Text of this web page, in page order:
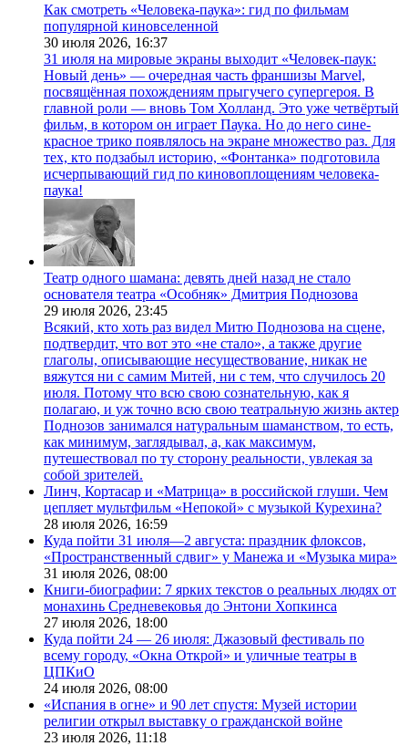
Как смотреть «Человека-паука»: гид по фильмам
популярной киновселенной
30 июля 2026, 16:37
31 июля на мировые экраны выходит «Человек-паук:
Новый день» — очередная часть франшизы Marvel,
посвящённая похождениям прыгучего супергероя. В
главной роли — вновь Том Холланд. Это уже четвёртый
фильм, в котором он играет Паука. Но до него сине-
красное трико появлялось на экране множество раз. Для
тех, кто подзабыл историю, «Фонтанка» подготовила
исчерпывающий гид по киновоплощениям человека-
паука!
Театр одного шамана: девять дней назад не стало
основателя театра «Особняк» Дмитрия Поднозова
29 июля 2026, 23:45
Всякий, кто хоть раз видел Митю Поднозова на сцене,
подтвердит, что вот это «не стало», а также другие
глаголы, описывающие несуществование, никак не
вяжутся ни с самим Митей, ни с тем, что случилось 20
июля. Потому что всю свою сознательную, как я
полагаю, и уж точно всю свою театральную жизнь актер
Поднозов занимался натуральным шаманством, то есть,
как минимум, заглядывал, а, как максимум,
путешествовал по ту сторону реальности, увлекая за
собой зрителей.
Линч, Кортасар и «Матрица» в российской глуши. Чем
цепляет мультфильм «Непокой» с музыкой Курехина?
28 июля 2026, 16:59
Куда пойти 31 июля—2 августа: праздник флоксов,
«Пространственный сдвиг» у Манежа и «Музыка мира»
31 июля 2026, 08:00
Книги-биографии: 7 ярких текстов о реальных людях от
монахинь Средневековья до Энтони Хопкинса
27 июля 2026, 18:00
Куда пойти 24 — 26 июля: Джазовый фестиваль по
всему городу, «Окна Открой» и уличные театры в
ЦПКиО
24 июля 2026, 08:00
«Испания в огне» и 90 лет спустя: Музей истории
религии открыл выставку о гражданской войне
23 июля 2026, 11:18